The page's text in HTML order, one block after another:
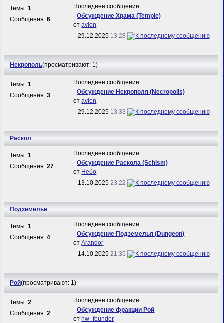
Темы:1
Сообщения:6
Последнее сообщение:
Обсуждение Храма (Temple)
отavion
29.12.2025 13:28
Некрополь(просматривают: 1)
Темы:1
Сообщения:3
Последнее сообщение:
Обсуждение Некрополя (Necropolis)
отavion
29.12.2025 13:33
Раскол
Темы:1
Сообщения:27
Последнее сообщение:
Обсуждение Раскола (Schism)
от Небо
13.10.2025 23:22
Подземелье
Темы:1
Сообщения:4
Последнее сообщение:
Обсуждение Подземелья (Dungeon)
отArandor
14.10.2025 21:35
Рой(просматривают: 1)
Темы:2
Сообщения:2
Последнее сообщение:
Обсуждение фракции Рой
от hw_founder